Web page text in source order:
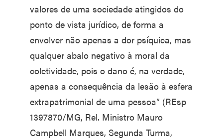
valores de uma sociedade atingidos do
ponto de vista jurídico, de forma a
envolver não apenas a dor psíquica, mas
qualquer abalo negativo à moral da
coletividade, pois o dano é, na verdade,
apenas a consequência da lesão à esfera
extrapatrimonial de uma pessoa” (REsp
1397870/MG, Rel. Ministro Mauro
Campbell Marques, Segunda Turma,